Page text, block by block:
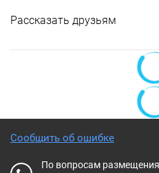
Рассказать друзьям
Сообщить об ошибке
По вопросам